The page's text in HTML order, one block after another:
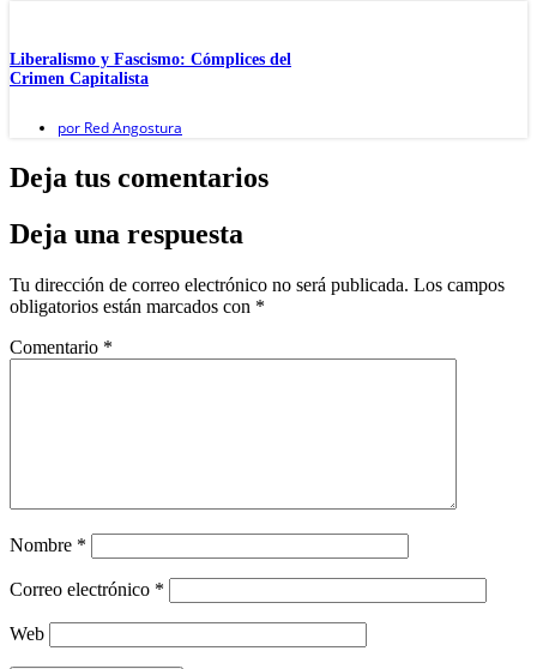
Liberalismo y Fascismo: Cómplices del
Crimen Capitalista
por Red Angostura
Deja tus comentarios
Deja una respuesta
Tu dirección de correo electrónico no será publicada. Los campos
obligatorios están marcados con *
Comentario *
Nombre *
Correo electrónico *
Web